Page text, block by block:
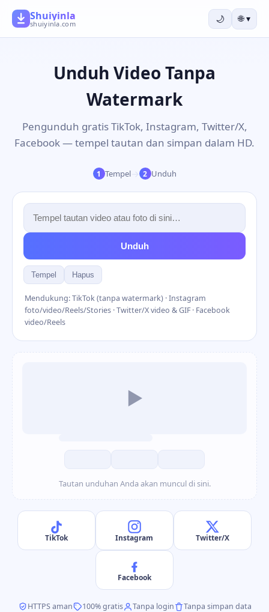
Shuiyinla
shuiyinla.com 🌙 🌐▾
Unduh Video Tanpa
Watermark
Pengunduh gratis TikTok, Instagram, Twitter/X,
Facebook — tempel tautan dan simpan dalam HD.
1 Tempel→ 2 Unduh
Unduh
Tempel Hapus
Mendukung: TikTok (tanpa watermark) · Instagram
foto/video/Reels/Stories · Twitter/X video & GIF · Facebook
video/Reels
▶
Tautan unduhan Anda akan muncul di sini.
TikTok Instagram Twitter/X
Facebook
HTTPS aman 100% gratis Tanpa login Tanpa simpan data